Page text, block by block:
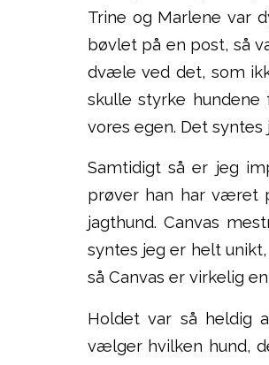
Trine og Marlene var
bøvlet på en post, så
dvæle ved det, som
skulle styrke
vores egen. Det
Samtidigt så er jeg
prøver han har været
jagthund. Canvas
syntes jeg er helt
så Canvas er virkelig
Holdet var så heldig
vælger hvilken hund,